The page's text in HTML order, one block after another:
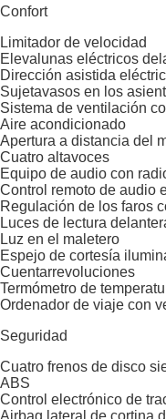
Confort
Limitador de velocidad
Elevalunas eléctricos
Dirección asistida
Sujetavasos en los
Sistema de ventilación
Aire acondicionado
Apertura a distancia del
Cuatro altavoces
Equipo de audio con
Control remoto de audio
Regulación de los faros
Luces de lectura
Luz en el maletero
Espejo de cortesía
Cuentarrevoluciones
Termómetro de
Ordenador de viaje con
Seguridad
Cuatro frenos de disco
ABS
Control electrónico de